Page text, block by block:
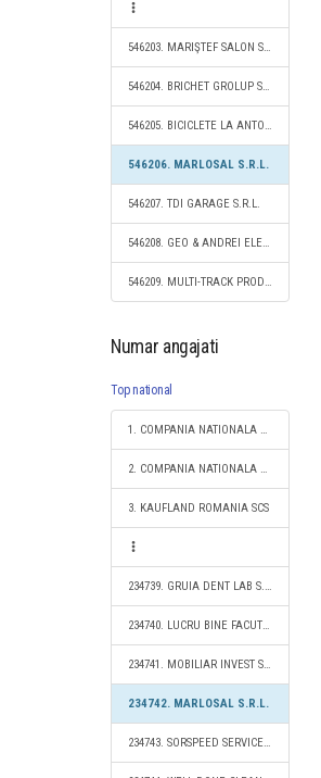
546203. MARIŞTEF SALON S.R.L.
546204. BRICHET GROLUP SRL
546205. BICICLETE LA ANTONIO SRL
546206. MARLOSAL S.R.L.
546207. TDI GARAGE S.R.L.
546208. GEO & ANDREI ELECTRONIC SRL
546209. MULTI-TRACK PRODUCTION S.R.L.
Numar angajati
Top national
1. COMPANIA NATIONALA DE CAI FERATE "CFR" SA
2. COMPANIA NATIONALA POSTA ROMANA S.A.
3. KAUFLAND ROMANIA SCS
234739. GRUIA DENT LAB S.R.L.
234740. LUCRU BINE FACUT S.R.L.
234741. MOBILIAR INVEST S.R.L.
234742. MARLOSAL S.R.L.
234743. SORSPEED SERVICE S.R.L.